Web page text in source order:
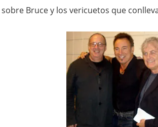
Bruce y los vericuetos que